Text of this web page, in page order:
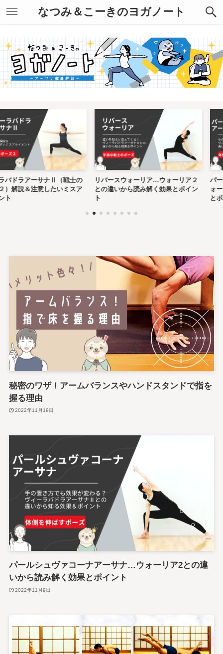
なつみ＆こーきのヨガノート
サナⅡ（戦士の
したいミスア
リバースウォーリア…ウォーリア２
との違いから読み解く効果とポイン
パールシュヴァ
ォーリア2との
秘密のワザ！アームバランスやハンドスタンドで指を
握る理由
2022年11月19日
パールシュヴァコーナアーサナ…ウォーリア2との違
いから読み解く効果とポイント
2022年11月9日